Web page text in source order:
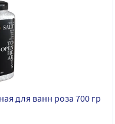
для ванн роза 700 гр